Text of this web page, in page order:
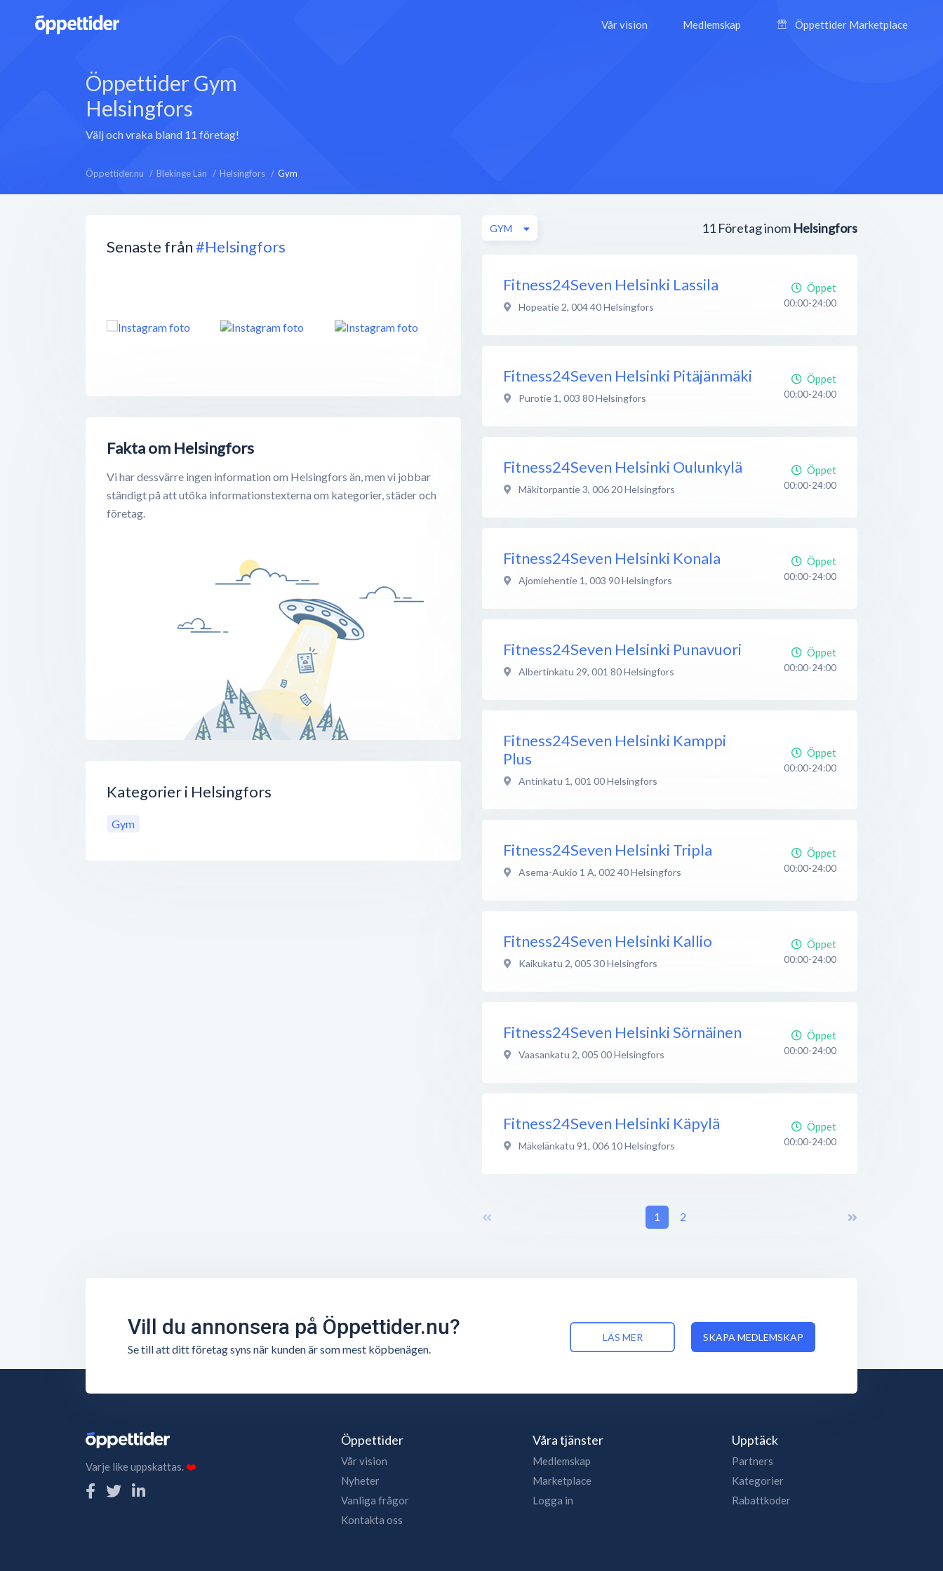
Vår vision Medlemskap Öppettider Marketplace
Öppettider Gym
Helsingfors
Välj och vraka bland 11 företag!
Öppettider.nu Blekinge Län Helsingfors Gym
Senaste från#Helsingfors
Fakta om Helsingfors
Vi har dessvärre ingen information om Helsingfors än, men vi jobbar
ständigt på att utöka informationstexterna om kategorier, städer och
företag.
Kategorier i Helsingfors
Gym
11 Företag inom Helsingfors
GYM
Fitness24Seven Helsinki Lassila
Hopeatie 2, 004 40Helsingfors
Öppet
00:00-24:00
Fitness24Seven Helsinki Pitäjänmäki
Purotie 1, 003 80Helsingfors
Öppet
00:00-24:00
Fitness24Seven Helsinki Oulunkylä
Mäkitorpantie 3, 006 20Helsingfors
Öppet
00:00-24:00
Fitness24Seven Helsinki Konala
Ajomiehentie 1, 003 90Helsingfors
Öppet
00:00-24:00
Fitness24Seven Helsinki Punavuori
Albertinkatu 29, 001 80Helsingfors
Öppet
00:00-24:00
Fitness24Seven Helsinki Kamppi
Plus
Antinkatu 1, 001 00Helsingfors
Öppet
00:00-24:00
Fitness24Seven Helsinki Tripla
Asema-Aukio 1 A, 002 40Helsingfors
Öppet
00:00-24:00
Fitness24Seven Helsinki Kallio
Kaikukatu 2, 005 30Helsingfors
Öppet
00:00-24:00
Fitness24Seven Helsinki Sörnäinen
Vaasankatu 2, 005 00Helsingfors
Öppet
00:00-24:00
Fitness24Seven Helsinki Käpylä
Mäkelänkatu 91, 006 10Helsingfors
Öppet
00:00-24:00
1 2
Vill du annonsera på Öppettider.nu?
Se till att ditt företag syns när kunden är som mest köpbenägen.
LÄS MER SKAPA MEDLEMSKAP
Varje like uppskattas.❤️
Öppettider
Vår vision
Nyheter
Vanliga frågor
Kontakta oss
Våra tjänster
Medlemskap
Marketplace
Logga in
Upptäck
Partners
Kategorier
Rabattkoder